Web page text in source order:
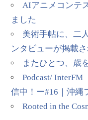
AIアニメコンテ
ました
美術手帖に、二
ンタビューが掲載さ
またひとつ、歳
Podcast/
信中！ー#16｜沖縄
Rooted in the